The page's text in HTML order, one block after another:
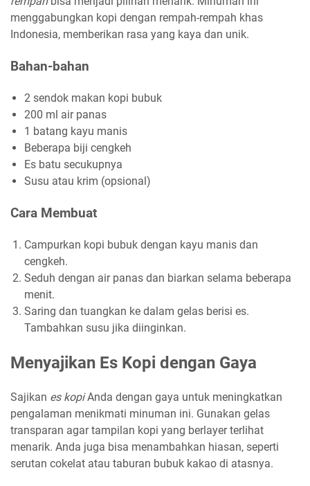
menggabungkan kopi dengan rempah-rempah khas
Indonesia, memberikan rasa yang kaya dan unik.
Bahan-bahan
2 sendok makan kopi bubuk
200 ml air panas
1 batang kayu manis
Beberapa biji cengkeh
Es batu secukupnya
Susu atau krim (opsional)
Cara Membuat
Campurkan kopi bubuk dengan kayu manis dan
cengkeh.
Seduh dengan air panas dan biarkan selama beberapa
menit.
Saring dan tuangkan ke dalam gelas berisi es.
Tambahkan susu jika diinginkan.
Menyajikan Es Kopi dengan Gaya
Sajikan es kopiAnda dengan gaya untuk meningkatkan
pengalaman menikmati minuman ini. Gunakan gelas
transparan agar tampilan kopi yang berlayer terlihat
menarik. Anda juga bisa menambahkan hiasan, seperti
serutan cokelat atau taburan bubuk kakao di atasnya.